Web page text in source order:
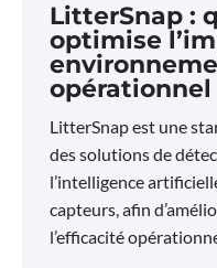
LitterSnap :
optimise
opérationnel
LitterSnap est une
des solutions de
l’intelligence
capteurs, afin
l’efficacité